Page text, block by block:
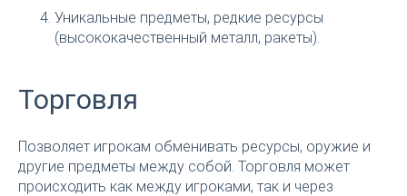
Уникальные предметы, редкие ресурсы
(высококачественный металл, ракеты).
Торговля
Позволяет игрокам обменивать ресурсы, оружие и
другие предметы между собой. Торговля может
происходить как между игроками, так и через